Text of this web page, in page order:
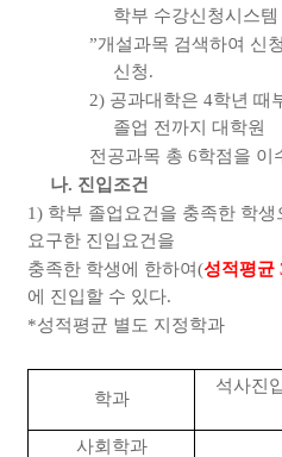
학부 수강신청시스템
”개설과목 검색하여 신청
신청.
2) 공과대학은 4학년 때
졸업 전까지 대학원
전공과목 총 6학점을 이
나. 진입조건
1) 학부 졸업요건을 충족한 학
요구한 진입요건을
충족한 학생에 한하여(성적평균
에 진입할 수 있다.
*성적평균 별도 지정학과
학과
석사진
사회학과